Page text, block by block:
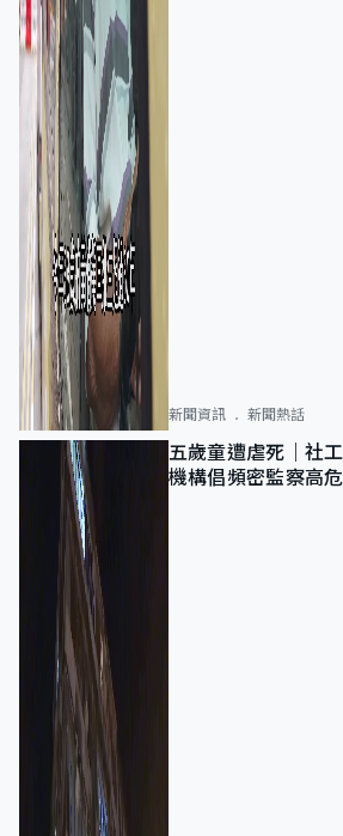
新聞資訊 新聞熱話
五歲童遭虐死｜社
機構倡頻密監察高